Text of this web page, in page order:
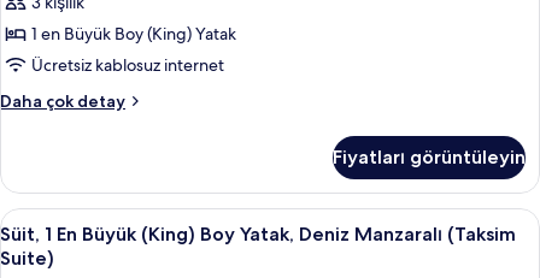
Boy
Yatak,
Manzaralı
fotoğrafları
görün
1 en Büyük Boy (King) Yatak
Ücretsiz kablosuz internet
Daha çok detay
Deluxe
Büyük
(King)
Boy
Yatak,
Fiyatları görüntüleyin
Süit,
1
Süit, 1 En Büyük (King) Boy Yatak,
10
Süit, 1 En Büyük (King) Boy Yatak, Deniz Manzaralı (Taksim
Suite)